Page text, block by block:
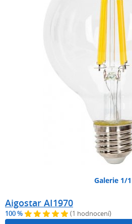
Galerie 1/1
Aigostar AI1970
100 % (1 hodnocení)